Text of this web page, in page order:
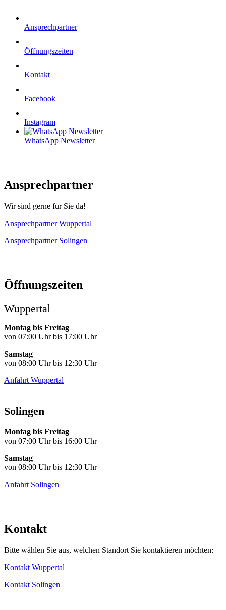
Ansprechpartner
Öffnungszeiten
Kontakt
Facebook
Instagram
WhatsApp Newsletter
Ansprechpartner
Wir sind gerne für Sie da!
Ansprechpartner Wuppertal
Ansprechpartner Solingen
Öffnungszeiten
Wuppertal
Montag bis Freitag
von 07:00 Uhr bis 17:00 Uhr
Samstag
von 08:00 Uhr bis 12:30 Uhr
Anfahrt Wuppertal
Solingen
Montag bis Freitag
von 07:00 Uhr bis 16:00 Uhr
Samstag
von 08:00 Uhr bis 12:30 Uhr
Anfahrt Solingen
Kontakt
Bitte wählen Sie aus, welchen Standort Sie kontaktieren möchten:
Kontakt Wuppertal
Kontakt Solingen